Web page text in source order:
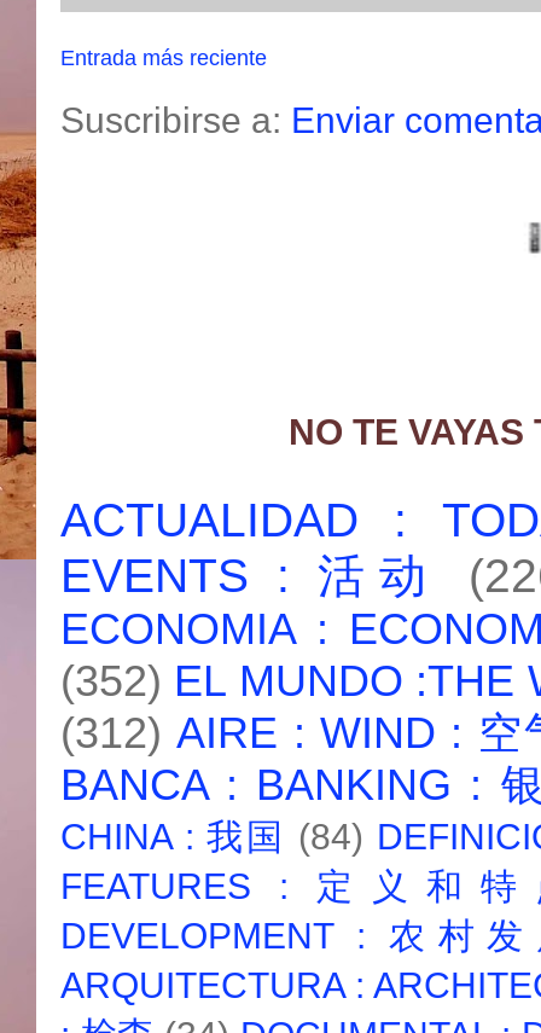
Entrada más reciente
Suscribirse a: Enviar
NO TE
ACTUALIDAD :
EVENTS : 活动
ECONOMIA :
(352) EL MUNDO :THE
(312) AIRE : WIND : 空
BANCA : BANKING :
CHINA : 我国 (84)
FEATURES : 定义和
DEVELOPMENT : 农村
ARQUITECTURA :